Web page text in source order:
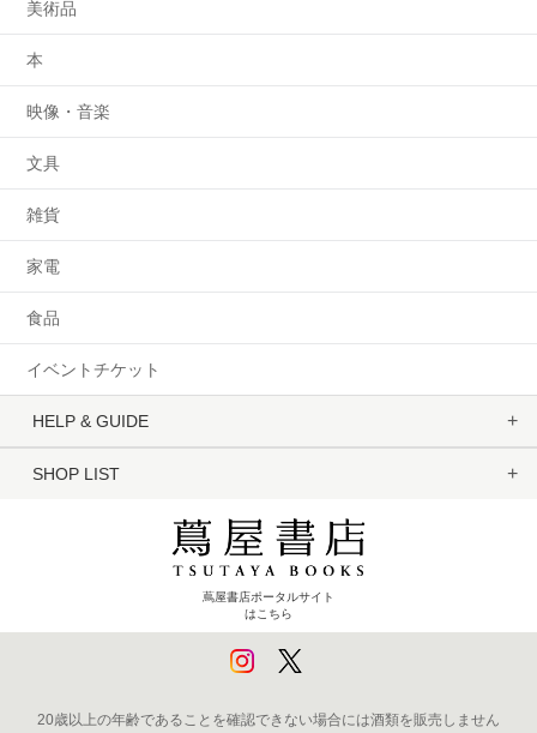
美術品
本
映像・音楽
文具
雑貨
家電
食品
イベントチケット
HELP & GUIDE
SHOP LIST
蔦屋書店ポータルサイト
はこちら
20歳以上の年齢であることを確認できない場合には酒類を販売しません